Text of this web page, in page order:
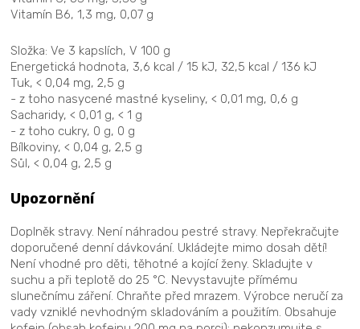
Vitamín B6, 1,3 mg, 0,07 g
Složka: Ve 3 kapslích, V 100 g
Energetická hodnota, 3,6 kcal / 15 kJ, 32,5 kcal / 136 kJ
Tuk, < 0,04 mg, 2,5 g
- z toho nasycené mastné kyseliny, < 0,01 mg, 0,6 g
Sacharidy, < 0,01 g, < 1 g
- z toho cukry, 0 g, 0 g
Bílkoviny, < 0,04 g, 2,5 g
Sůl, < 0,04 g, 2,5 g
Upozornění
Doplněk stravy. Není náhradou pestré stravy. Nepřekračujte
doporučené denní dávkování. Ukládejte mimo dosah dětí!
Není vhodné pro děti, těhotné a kojící ženy. Skladujte v
suchu a při teplotě do 25 °C. Nevystavujte přímému
slunečnímu záření. Chraňte před mrazem. Výrobce neručí za
vady vzniklé nevhodným skladováním a použitím. Obsahuje